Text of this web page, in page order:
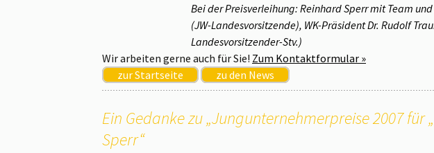
Bei der Preisverleihung: Reinhard Sperr mit Team
(JW-Landesvorsitzende), WK-Präsident Dr. Rudolf
Landesvorsitzender-Stv.)
Wir arbeiten gerne auch für Sie! Zum Kontaktformular »
zur Startseite
zu den News
Ein Gedanke zu „Jungunternehmerpreise 2007 für
Sperr“